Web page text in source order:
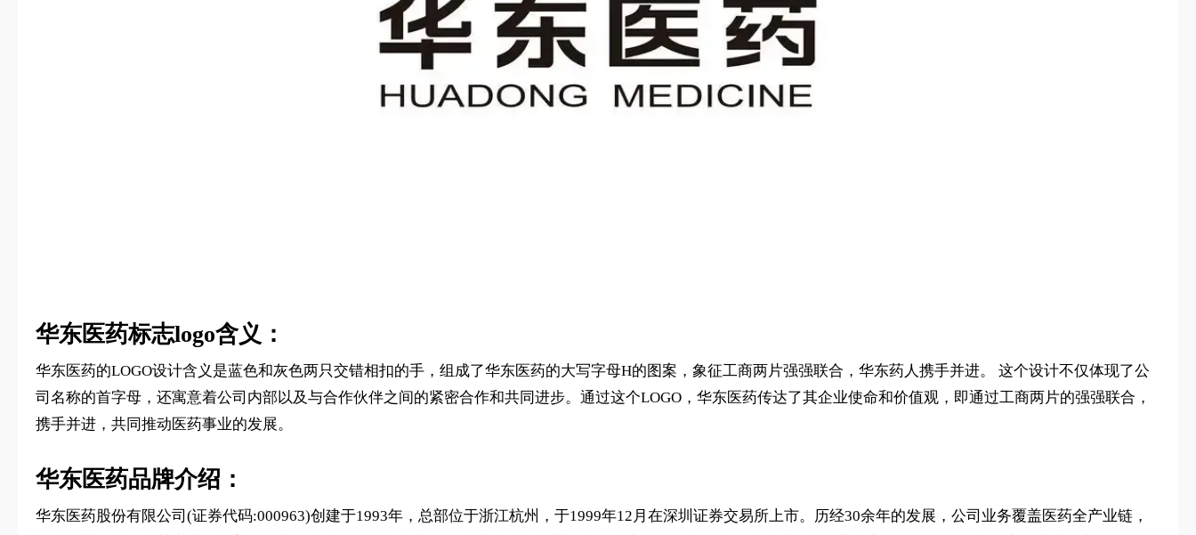
华东医药标志logo含义：
华东医药的LOGO设计含义是蓝色和灰色两只交错相扣的手，‌组成了华东医药的大写字母H的图案，‌象征工商两片强强联合，‌华东药人携手并进。‌ 这个设计不仅体现了公
司名称的首字母，‌还寓意着公司内部以及与合作伙伴之间的紧密合作和共同进步。‌通过这个LOGO，‌华东医药传达了其企业使命和价值观，‌即通过工商两片的强强联合，‌
携手并进，‌共同推动医药事业的发展。
华东医药品牌介绍：
华东医药股份有限公司(证券代码:000963)创建于1993年，总部位于浙江杭州，于1999年12月在深圳证券交易所上市。历经30余年的发展，公司业务覆盖医药全产业链，